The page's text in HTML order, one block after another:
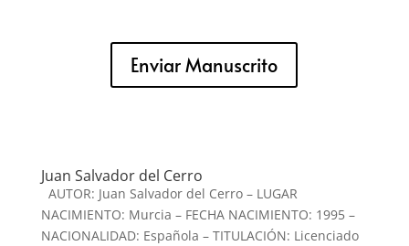
Enviar Manuscrito
Juan Salvador del Cerro
AUTOR: Juan Salvador del Cerro – LUGAR
NACIMIENTO: Murcia – FECHA NACIMIENTO: 1995 –
NACIONALIDAD: Española – TITULACIÓN: Licenciado